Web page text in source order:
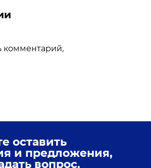
комментарий,
оставить
и предложения,
вопрос.